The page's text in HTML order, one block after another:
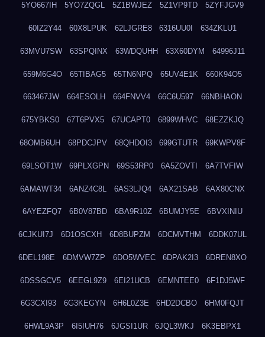
5YO667IH 5YO7ZQGL 5Z1BWJEZ 5Z1VP9TD 5ZYFJGV9
60IZ2Y44 60X8LPUK 62LJGRE8 6316UU0I 634ZKLU1
63MVU7SW 63SPQINX 63WDQUHH 63X60DYM 64996J11
659M6G4O 65TIBAG5 65TN6NPQ 65UV4E1K 660K94O5
663467JW 664ESOLH 664FNVV4 66C6U597 66NBHAON
675YBKS0 67T6PVX5 67UCAPT0 6899WHVC 68EZZKJQ
68OMB6UH 68PDCJPV 68QHDOI3 699GTUTR 69KWPV8F
69LSOT1W 69PLXGPN 69S53RP0 6A5ZOVTI 6A7TVFIW
6AMAWT34 6ANZ4C8L 6AS3LJQ4 6AX21SAB 6AX80CNX
6AYEZFQ7 6B0V87BD 6BA9R10Z 6BUMJY5E 6BVXINIU
6CJKUI7J 6D1OSCXH 6D8BUPZM 6DCMVTHM 6DDK07UL
6DEL198E 6DMVW7ZP 6DO5WVEC 6DPAK2I3 6DREN8XO
6DSSGCV5 6EEGL9Z9 6EI21UCB 6EMNTEE0 6F1DJ5WF
6G3CXI93 6G3KEGYN 6H6L0Z3E 6HD2DCBO 6HM0FQJT
6HWL9A3P 6I5IUH76 6JGSI1UR 6JQL3WKJ 6K3EBPX1